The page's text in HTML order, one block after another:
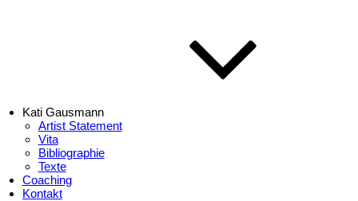
Kati Gausmann
Artist Statement
Vita
Bibliographie
Texte
Coaching
Kontakt